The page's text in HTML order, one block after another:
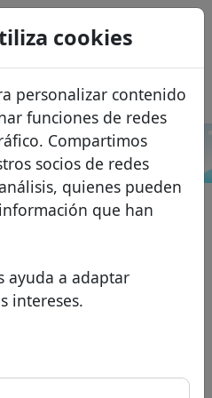
cookies
personalizar contenido
funciones de redes
Compartimos
socios de redes
quienes pueden
que han
ayuda a adaptar
intereses.
Medio
.hn Buscar